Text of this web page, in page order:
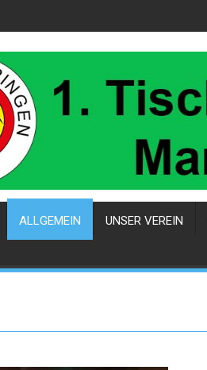
ALLGEMEIN UNSER VEREIN